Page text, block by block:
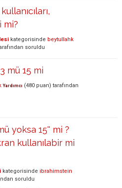
mi?
kategorisinde beytullahk
soruldu
mü 15 mi
Yardımcı (480 puan) tarafından
yoksa 15'' mi ?
kullanılabir mi
kategorisinde ibrahimstein
soruldu